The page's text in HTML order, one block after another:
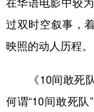
在华语电影中较
过双时空叙事，
映照的动人历程。
《10间敢死队
何谓“10间敢死